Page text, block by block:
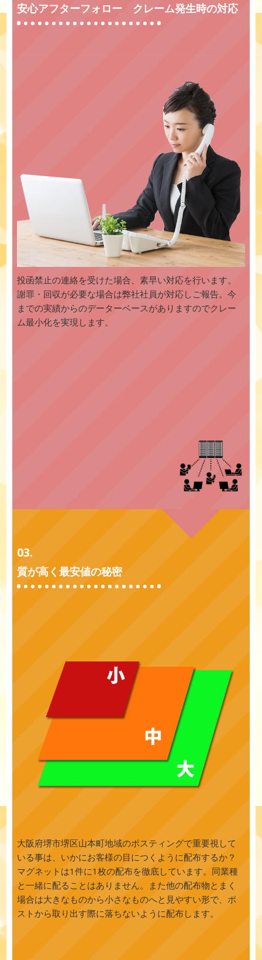
安心アフターフォロー クレーム発生時の対応
投函禁止の連絡を受けた場合、素早い対応を行います。
謝罪・回収が必要な場合は弊社社員が対応しご報告。今
までの実績からのデーターベースがありますのでクレー
ム最小化を実現します。
03.
質が高く最安値の秘密
大阪府堺市堺区山本町地域のポスティングで重要視して
いる事は、いかにお客様の目につくように配布するか？
マグネットは1件に1枚の配布を徹底しています。同業種
と一緒に配ることはありません。また他の配布物とまく
場合は大きなものから小さなものへと見やすい形で、ポ
ストから取り出す際に落ちないように配布します。